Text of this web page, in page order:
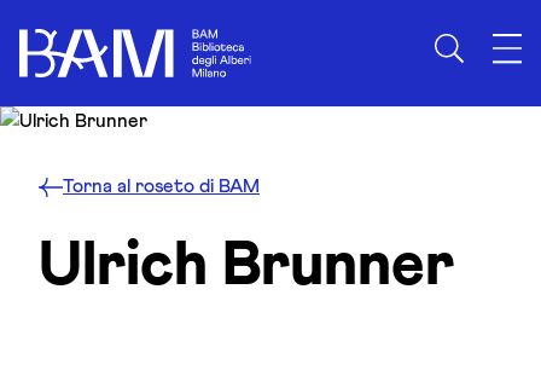
Torna al roseto di BAM
Ulrich Brunner